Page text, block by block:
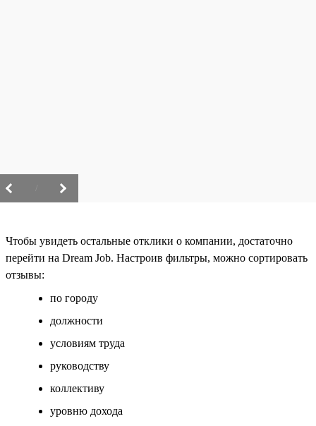
Чтобы увидеть остальные отклики о компании, достаточно
перейти на Dream Job. Настроив фильтры, можно сортировать
отзывы:
по городу
должности
условиям труда
руководству
коллективу
уровню дохода